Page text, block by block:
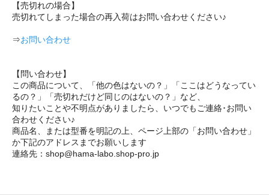
【売切れの場合】
売切れてしまった場合の再入荷はお問い合わせください♪
⇒お問い合わせ
【問い合わせ】
この商品について、「他の色はないの？」「ここはどうなってい
るの？」「売切れだけど同じのはないの？」など、
知りたいことや不明点がありましたら、いつでもご連絡･お問い
合わせください♪
商品名、または型番を明記の上、ページ上部の「お問い合わせ」
か下記のアドレスまでお願いします
連絡先：shop@hama-labo.shop-pro.jp